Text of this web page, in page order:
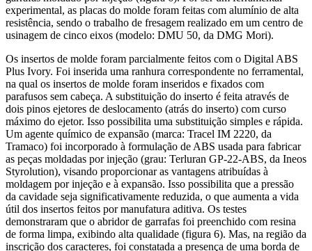
experimental, as placas do molde foram feitas com alumínio de alta
resistência, sendo o trabalho de fresagem realizado em um centro de
usinagem de cinco eixos (modelo: DMU 50, da DMG Mori).
Os insertos de molde foram parcialmente feitos com o Digital ABS
Plus Ivory. Foi inserida uma ranhura correspondente no ferramental,
na qual os insertos de molde foram inseridos e fixados com
parafusos sem cabeça. A substituição do inserto é feita através de
dois pinos ejetores de deslocamento (atrás do inserto) com curso
máximo do ejetor. Isso possibilita uma substituição simples e rápida.
Um agente químico de expansão (marca: Tracel IM 2220, da
Tramaco) foi incorporado à formulação de ABS usada para fabricar
as peças moldadas por injeção (grau: Terluran GP-22-ABS, da Ineos
Styrolution), visando proporcionar as vantagens atribuídas à
moldagem por injeção e à expansão. Isso possibilita que a pressão
da cavidade seja significativamente reduzida, o que aumenta a vida
útil dos insertos feitos por manufatura aditiva. Os testes
demonstraram que o abridor de garrafas foi preenchido com resina
de forma limpa, exibindo alta qualidade (figura 6). Mas, na região da
inscrição dos caracteres, foi constatada a presença de uma borda de